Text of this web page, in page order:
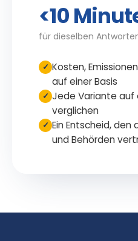
<10
für dieselben
✓ Kosten,
auf einer Basis
✓ Jede Variante auf
verglichen
✓ Ein Entscheid,
und Behörden